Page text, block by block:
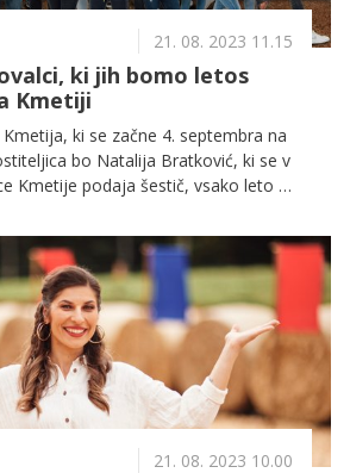
21. 08. 2023 11.15
ki jih bomo letos
Kmetiji
ki se začne 4. septembra na
bo Natalija Bratković, ki se v
Kmetije podaja šestič, vsako leto s
ki jih bomo letos lahko
21. 08. 2023 10.00